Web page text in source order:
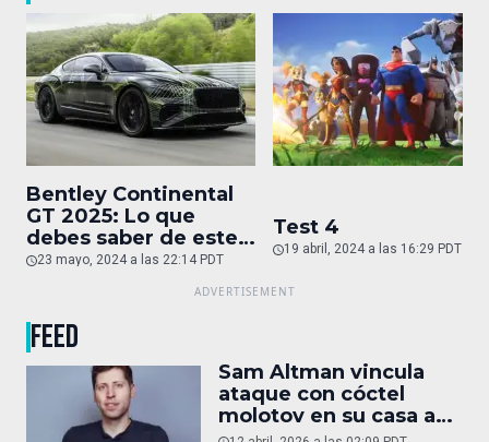
Bentley Continental
GT 2025: Lo que
debes saber de este
auto de superlujo
23 mayo, 2024 a las 22:14 PDT
Test 4
19 abril, 2024 a las 16:29 PDT
FEED
Sam Altman vincula
ataque con cóctel
molotov en su casa a